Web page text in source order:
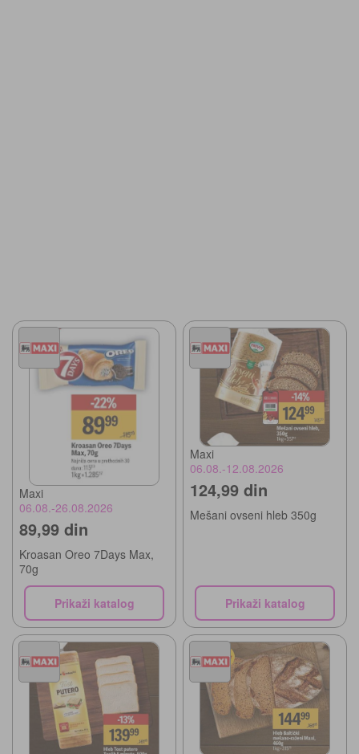
Maxi
06.08.-26.08.2026
89,99 din
Kroasan Oreo 7Days Max,
70g
Prikaži katalog
Maxi
06.08.-12.08.2026
124,99 din
Mešani ovseni hleb 350g
Prikaži katalog